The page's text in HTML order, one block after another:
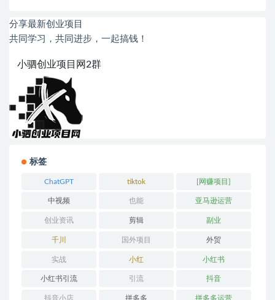
分享最新创业项目
共同学习，共同进步，一起搞钱！
小驷创业项目网2群
标签
ChatGPT tiktok [网赚项目]
中视频 也能 亚马逊运营
创业资讯 剪辑 副业
千川 国外项目 外贸
实战 小红 小红书
小红书引流 引流 抖音
抖音小店 拼多多 拼多多运营